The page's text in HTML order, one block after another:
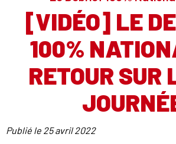
[VIDÉO] LE
100%
RETOUR SUR
Publié le 25 avril 2022